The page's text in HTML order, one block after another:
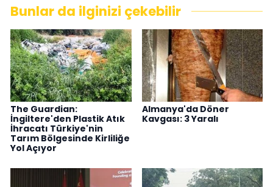
Bunlar da ilginizi çekebilir
The Guardian:
İngiltere'den Plastik Atık
İhracatı Türkiye'nin
Tarım Bölgesinde Kirliliğe
Yol Açıyor
Almanya'da Döner
Kavgası: 3 Yaralı